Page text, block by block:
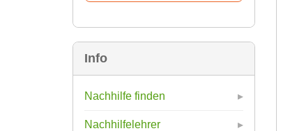
Info
Nachhilfe finden
Nachhilfelehrer